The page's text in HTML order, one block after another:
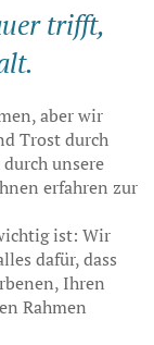
trifft,
aber wir
Trost durch
unsere
erfahren zur
ist: Wir
dafür, dass
Ihren
Rahmen